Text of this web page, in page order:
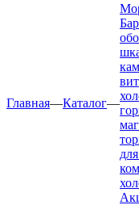
Главная—Каталог—